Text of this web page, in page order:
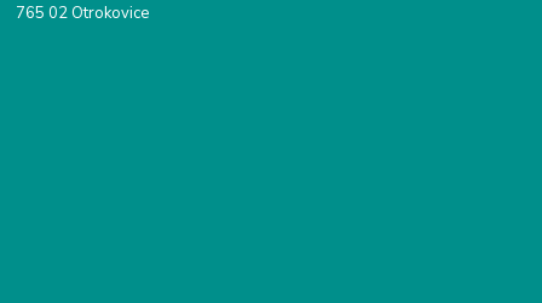
765 02 Otrokovice